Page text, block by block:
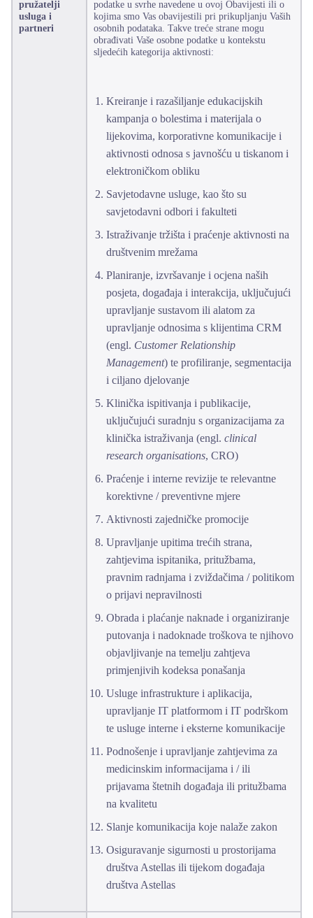
pružatelji
usluga i
partneri
podatke u svrhe navedene u ovoj Obavijesti ili o
kojima smo Vas obavijestili pri prikupljanju Vaših
osobnih podataka. Takve treće strane mogu
obrađivati Vaše osobne podatke u kontekstu
sljedećih kategorija aktivnosti:
Kreiranje i razašiljanje edukacijskih
kampanja o bolestima i materijala o
lijekovima, korporativne komunikacije i
aktivnosti odnosa s javnošću u tiskanom i
elektroničkom obliku
Savjetodavne usluge, kao što su
savjetodavni odbori i fakulteti
Istraživanje tržišta i praćenje aktivnosti na
društvenim mrežama
Planiranje, izvršavanje i ocjena naših
posjeta, događaja i interakcija, uključujući
upravljanje sustavom ili alatom za
upravljanje odnosima s klijentima CRM
(engl. Customer Relationship
Management) te profiliranje, segmentacija
i ciljano djelovanje
Klinička ispitivanja i publikacije,
uključujući suradnju s organizacijama za
klinička istraživanja (engl. clinical
research organisations, CRO)
Praćenje i interne revizije te relevantne
korektivne / preventivne mjere
Aktivnosti zajedničke promocije
Upravljanje upitima trećih strana,
zahtjevima ispitanika, pritužbama,
pravnim radnjama i zviždačima / politikom
o prijavi nepravilnosti
Obrada i plaćanje naknade i organiziranje
putovanja i nadoknade troškova te njihovo
objavljivanje na temelju zahtjeva
primjenjivih kodeksa ponašanja
Usluge infrastrukture i aplikacija,
upravljanje IT platformom i IT podrškom
te usluge interne i eksterne komunikacije
Podnošenje i upravljanje zahtjevima za
medicinskim informacijama i / ili
prijavama štetnih događaja ili pritužbama
na kvalitetu
Slanje komunikacija koje nalaže zakon
Osiguravanje sigurnosti u prostorijama
društva Astellas ili tijekom događaja
društva Astellas